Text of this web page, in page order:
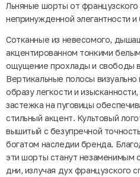
Льняные шорты от
непринужденной элегантности
Сотканные из невесомого,
акцентированном тонкими
ощущение прохлады и свободы
Вертикальные полосы
образу легкости и
застежка на пуговицы
стильный акцент. Культовый
вышитый с безупречной
богатом наследии бренда.
эти шорты станут незаменимым
дни, излучая дух французского